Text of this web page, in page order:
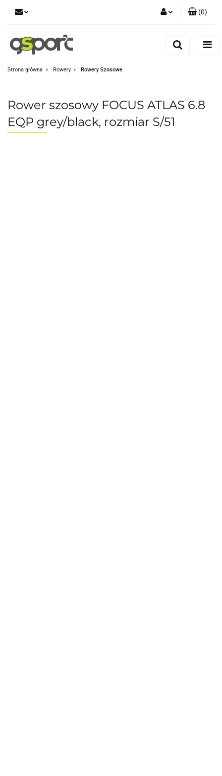
Dodaj zgłoszenie
(0)
Strona główna Rowery Rowery Szosowe
Rower szosowy FOCUS ATLAS 6.8
EQP grey/black, rozmiar S/51